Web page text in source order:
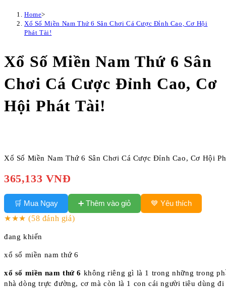
Home>
Xổ Số Miền Nam Thứ 6 Sân Chơi Cá Cược Đỉnh Cao, Cơ Hội
Phát Tài!
Xổ Số Miền Nam Thứ 6 Sân
Chơi Cá Cược Đỉnh Cao, Cơ
Hội Phát Tài!
Xổ Số Miền Nam Thứ 6 Sân Chơi Cá Cược Đỉnh Cao, Cơ Hội
365,133 VNĐ
🛒 Mua Ngay ➕ Thêm vào giỏ
💙 Yêu thích
★★★(58 đánh giá)
đang khiến
xổ số miền nam thứ 6
xổ số miền nam thứ 6 không riêng gì là 1 trong những trong
nhà dòng trực đường, cơ mà còn là 1 con cái người tiêu dùng đi